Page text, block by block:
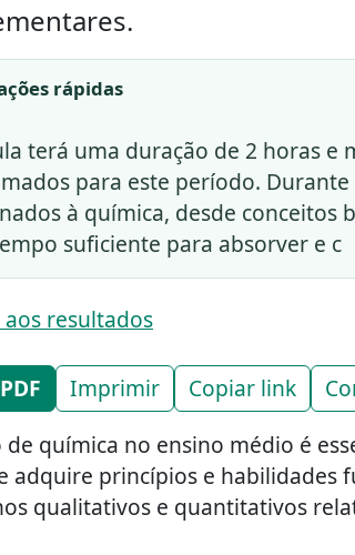
rápidas
terá uma duração de 2 horas
para este período.
à química, desde conceitos
suficiente para absorver e c
resultados
Imprimir Copiar link
de química no ensino médio é
adquire princípios e habilidades
qualitativos e quantitativos